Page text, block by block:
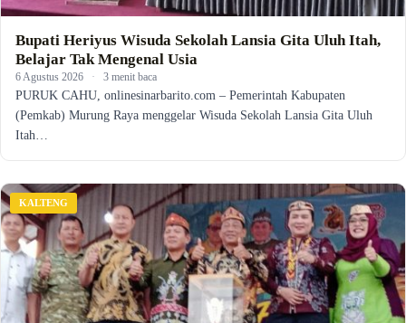
Bupati Heriyus Wisuda Sekolah Lansia Gita Uluh Itah,
Belajar Tak Mengenal Usia
6 Agustus 2026 · 3 menit baca
PURUK CAHU, onlinesinarbarito.com – Pemerintah Kabupaten
(Pemkab) Murung Raya menggelar Wisuda Sekolah Lansia Gita Uluh
Itah…
KALTENG